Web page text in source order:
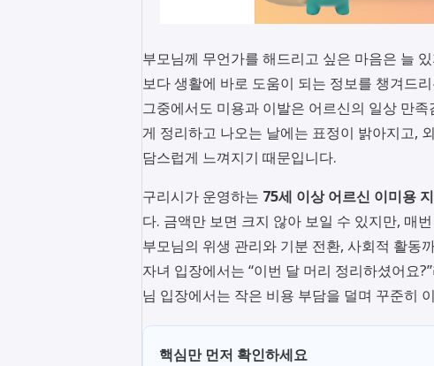
부모님께 무언가를 해드리고 싶은 마음은 늘
보다 생활에 바로 도움이 되는 정보를 챙겨드
그중에서도 미용과 이발은 어르신의 일상 만
게 정리하고 나오는 날에는 표정이 밝아지고,
담스럽게 느껴지기 때문입니다.
구리시가 운영하는 75세 이상 어르신 이미용
다. 금액만 보면 크지 않아 보일 수 있지만, 매
부모님의 위생 관리와 기분 전환, 사회적 활동
자녀 입장에서는 “이번 달 머리 정리하셨어요
님 입장에서는 작은 비용 부담을 덜며 꾸준히
핵심만 먼저 확인하세요